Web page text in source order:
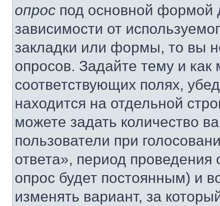
опрос под основной формой
зависимости от
закладки или формы, то вы
опросов. Задайте тему и
соответствующих полях,
находится на отдельной
можете задать количество
пользователи при
ответа», период проведения
опрос будет постоянным) и
изменять вариант, за